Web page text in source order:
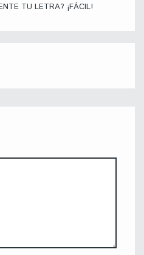
TU LETRA? ¡FÁCIL!